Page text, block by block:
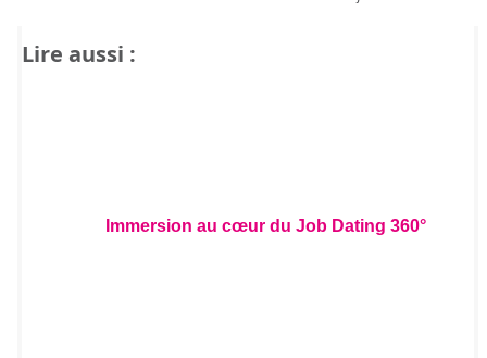
Lire aussi :
Immersion au cœur du Job Dating 360°